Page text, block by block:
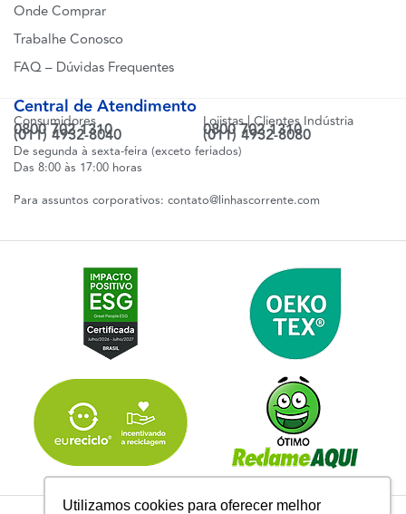
Utilizamos cookies para oferecer melhor
Onde Comprar
Trabalhe Conosco
FAQ – Dúvidas Frequentes
Central de Atendimento
Consumidores
0800 702 1310
(011) 4932-8040
Lojistas | Clientes Indústria
0800 702 1310
(011) 4932-8080
De segunda à sexta-feira (exceto feriados)
Das 8:00 às 17:00 horas
Para assuntos corporativos: contato@linhascorrente.com